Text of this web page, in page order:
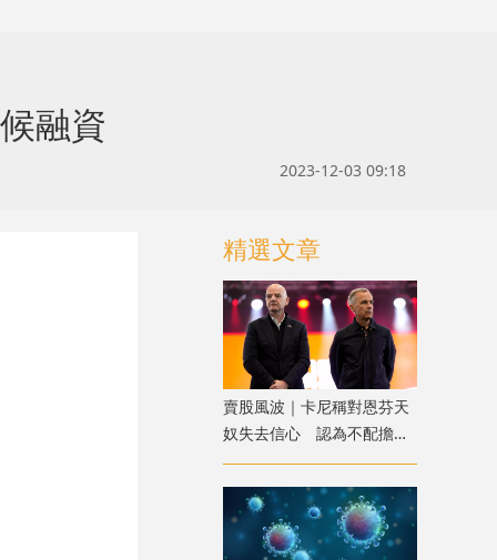
融資
2023-12-03 09:18
精選文章
賣股風波｜卡尼稱對恩芬天
奴失去信心 認為不配擔任
FIFA領導人職位